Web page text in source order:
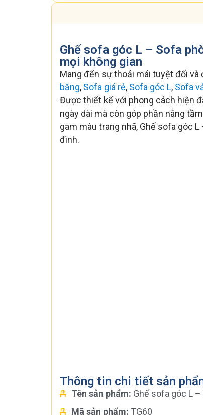
Ghế sofa góc L – Sofa
mọi không gian
Mang đến sự thoải mái tuyệt đối
băng, Sofa giá rẻ, Sofa góc L, Sofa
Được thiết kế với phong cách hiện
ngày dài mà còn góp phần nâng
gam màu trang nhã, Ghế sofa góc
đình.
Thông tin chi tiết sản
Tên sản phẩm: Ghế sofa góc L
Mã sản phẩm: TG60